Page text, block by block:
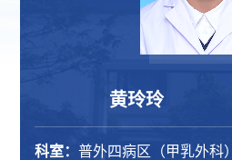
黄玲玲
科室：普外四病区（甲乳外科）